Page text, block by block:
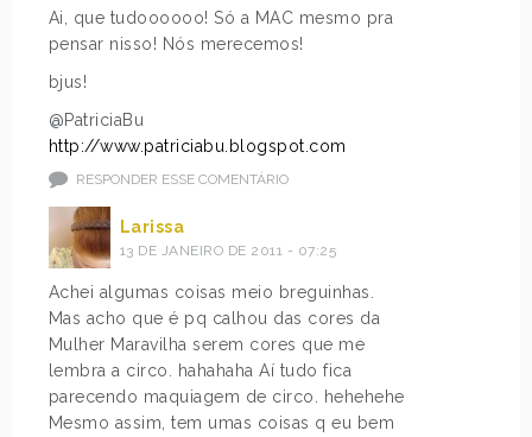
Ai, que tudoooooo! Só a MAC mesmo pra
pensar nisso! Nós merecemos!
bjus!
@PatriciaBu
http://www.patriciabu.blogspot.com
RESPONDER ESSE COMENTÁRIO
Larissa
13 DE JANEIRO DE 2011 - 07:25
Achei algumas coisas meio breguinhas.
Mas acho que é pq calhou das cores da
Mulher Maravilha serem cores que me
lembra a circo. hahahaha Aí tudo fica
parecendo maquiagem de circo. hehehehe
Mesmo assim, tem umas coisas q eu bem